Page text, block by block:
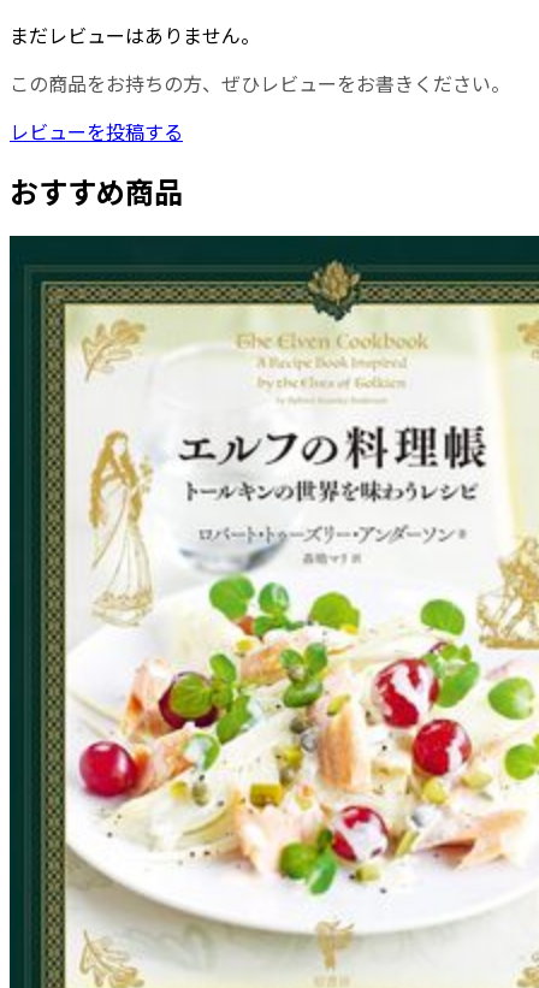
まだレビューはありません。
この商品をお持ちの方、ぜひレビューをお書きください。
レビューを投稿する
おすすめ商品